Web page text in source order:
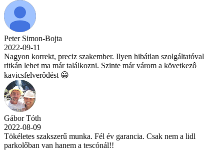
Peter Simon-Bojta
2022-09-11
Nagyon korrekt, preciz szakember. Ilyen hibátlan szolgáltatóval
ritkán lehet ma már találkozni. Szinte már várom a következô
kavicsfelverôdést 😀
Gábor Tóth
2022-08-09
Tökéletes szakszerű munka. Fél év garancia. Csak nem a lidl
parkolőban van hanem a tescónál!!